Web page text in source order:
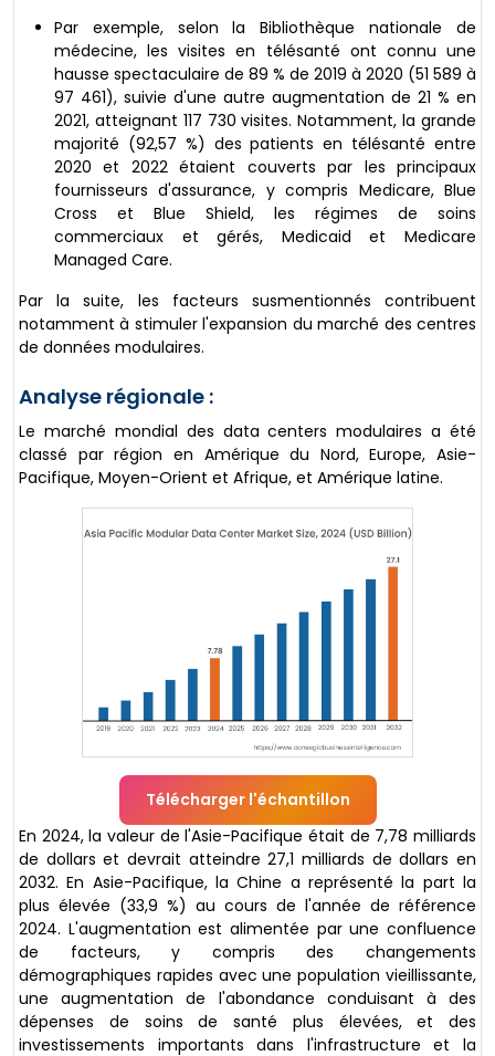
Par exemple, selon la Bibliothèque nationale de
médecine, les visites en télésanté ont connu une
hausse spectaculaire de 89 % de 2019 à 2020 (51 589 à
97 461), suivie d'une autre augmentation de 21 % en
2021, atteignant 117 730 visites. Notamment, la grande
majorité (92,57 %) des patients en télésanté entre
2020 et 2022 étaient couverts par les principaux
fournisseurs d'assurance, y compris Medicare, Blue
Cross et Blue Shield, les régimes de soins
commerciaux et gérés, Medicaid et Medicare
Managed Care.
Par la suite, les facteurs susmentionnés contribuent
notamment à stimuler l'expansion du marché des centres
de données modulaires.
Analyse régionale :
Le marché mondial des data centers modulaires a été
classé par région en Amérique du Nord, Europe, Asie-
Pacifique, Moyen-Orient et Afrique, et Amérique latine.
Télécharger l'échantillon
En 2024, la valeur de l'Asie-Pacifique était de 7,78 milliards
de dollars et devrait atteindre 27,1 milliards de dollars en
2032. En Asie-Pacifique, la Chine a représenté la part la
plus élevée (33,9 %) au cours de l'année de référence
2024. L'augmentation est alimentée par une confluence
de facteurs, y compris des changements
démographiques rapides avec une population vieillissante,
une augmentation de l'abondance conduisant à des
dépenses de soins de santé plus élevées, et des
investissements importants dans l'infrastructure et la